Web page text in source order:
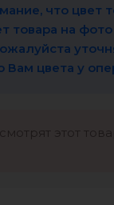
что цвет
товара на
Вам цвета у